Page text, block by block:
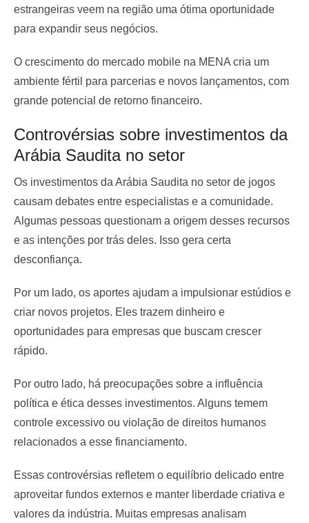
estrangeiras veem na região uma ótima oportunidade
para expandir seus negócios.
O crescimento do mercado mobile na MENA cria um
ambiente fértil para parcerias e novos lançamentos, com
grande potencial de retorno financeiro.
Controvérsias sobre investimentos da
Arábia Saudita no setor
Os investimentos da Arábia Saudita no setor de jogos
causam debates entre especialistas e a comunidade.
Algumas pessoas questionam a origem desses recursos
e as intenções por trás deles. Isso gera certa
desconfiança.
Por um lado, os aportes ajudam a impulsionar estúdios e
criar novos projetos. Eles trazem dinheiro e
oportunidades para empresas que buscam crescer
rápido.
Por outro lado, há preocupações sobre a influência
política e ética desses investimentos. Alguns temem
controle excessivo ou violação de direitos humanos
relacionados a esse financiamento.
Essas controvérsias refletem o equilíbrio delicado entre
aproveitar fundos externos e manter liberdade criativa e
valores da indústria. Muitas empresas analisam